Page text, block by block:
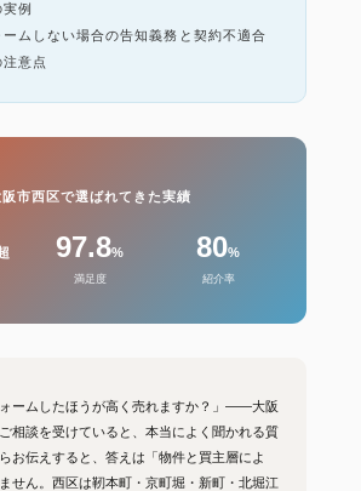
例
ームしない場合の告知義務と契約不適合
意点
阪市西区で選ばれてきた実績
97.8%
満足度
80%
紹介率
ォームしたほうが高く売れますか？」——大阪
相談を受けていると、本当によく聞かれる質
お伝えすると、答えは「物件と買主層によ
せん。西区は靭本町・京町堀・新町・北堀江